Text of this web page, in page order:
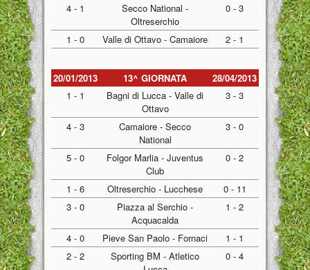
4 - 1
Secco National -
Oltreserchio
0 - 3
1 - 0 Valle di Ottavo - Camaiore 2 - 1
20/01/2013 13^ GIORNATA
28/04/2013
1 - 1
Bagni di Lucca - Valle di
Ottavo
3 - 3
4 - 3
Camaiore - Secco
National
3 - 0
5 - 0
Folgor Marlia - Juventus
Club
0 - 2
1 - 6 Oltreserchio - Lucchese
0 - 11
3 - 0
Piazza al Serchio -
Acquacalda
1 - 2
4 - 0 Pieve San Paolo - Fornaci
1 - 1
2 - 2
Sporting BM - Atletico
0 - 4